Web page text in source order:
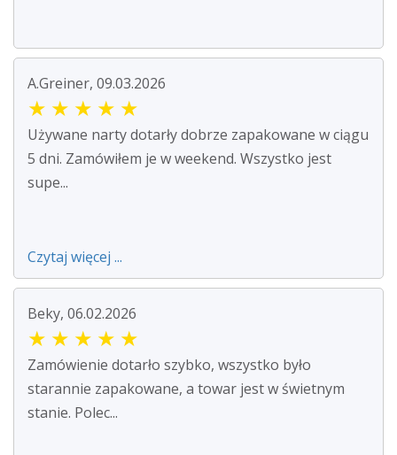
A.Greiner, 09.03.2026
★ ★ ★ ★ ★
Używane narty dotarły dobrze zapakowane w ciągu
5 dni. Zamówiłem je w weekend. Wszystko jest
supe...
Czytaj więcej ...
Beky, 06.02.2026
★ ★ ★ ★ ★
Zamówienie dotarło szybko, wszystko było
starannie zapakowane, a towar jest w świetnym
stanie. Polec...